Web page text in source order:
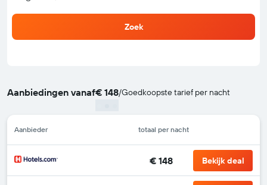
Zoek
Aanbiedingen vanaf€ 148/Goedkoopste tarief per nacht
Aanbieder totaal per nacht
€ 148 Bekijk deal